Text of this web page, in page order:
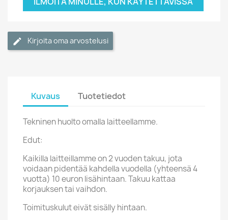
Kirjoita oma arvostelusi
Kuvaus Tuotetiedot
Tekninen huolto omalla laitteellamme.
Edut:
Kaikilla laitteillamme on 2 vuoden takuu, jota
voidaan pidentää kahdella vuodella (yhteensä 4
vuotta) 10 euron lisähintaan. Takuu kattaa
korjauksen tai vaihdon.
Toimituskulut eivät sisälly hintaan.